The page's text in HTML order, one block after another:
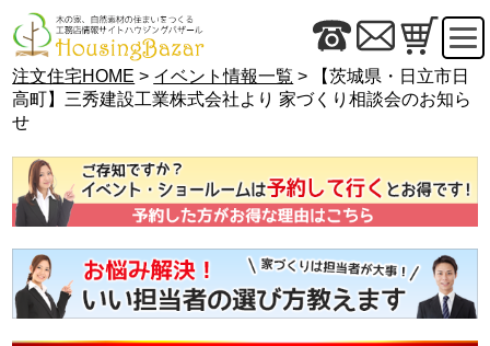
注文住宅HOME > イベント情報一覧 > 【茨城県・日立市日
高町】三秀建設工業株式会社より 家づくり相談会のお知ら
せ